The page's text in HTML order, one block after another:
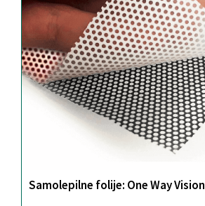
Samolepilne folije: One Way Vision